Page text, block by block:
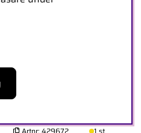
Däck & Fälg Sledgehammer